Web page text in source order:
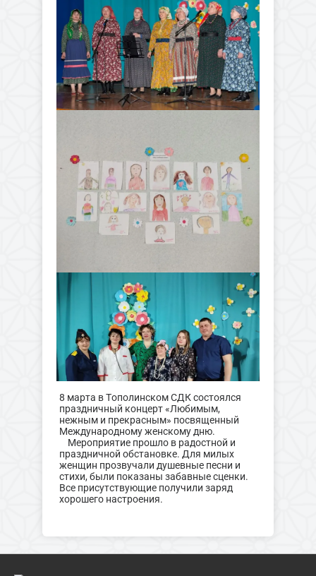
8 марта в Тополинском СДК состоялся
праздничный концерт «Любимым,
нежным и прекрасным» посвященный
Международному женскому дню.
Мероприятие прошло в радостной и
праздничной обстановке. Для милых
женщин прозвучали душевные песни и
стихи, были показаны забавные сценки.
Все присутствующие получили заряд
хорошего настроения.